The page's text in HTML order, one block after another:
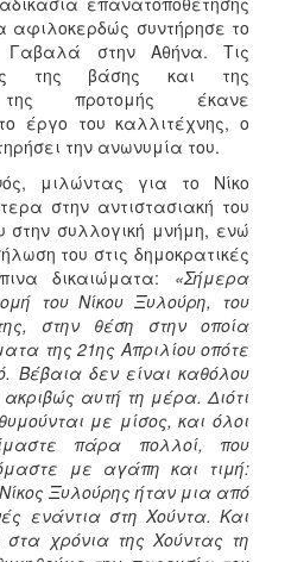
αφιλοκερδώς συντήρησε το
Γαβαλά στην Αθήνα. Τις
της βάσης και της
της προτομής έκανε
έργο του καλλιτέχνης, ο
την ανωνυμία του.
μιλώντας για το Νίκο
στην αντιστασιακή του
στην συλλογική μνήμη, ενώ
του στις δημοκρατικές
δικαιώματα: «Σήμερα
του Νίκου Ξυλούρη, του
στην θέση στην οποία
της 21ης Απριλίου οπότε
Βέβαια δεν είναι καθόλου
αυτή τη μέρα. Διότι
με μίσος, και όλοι
πάρα πολλοί, που
με αγάπη και τιμή:
Ξυλούρης ήταν μια από
ενάντια στη Χούντα. Και
στα χρόνια της Χούντας τη